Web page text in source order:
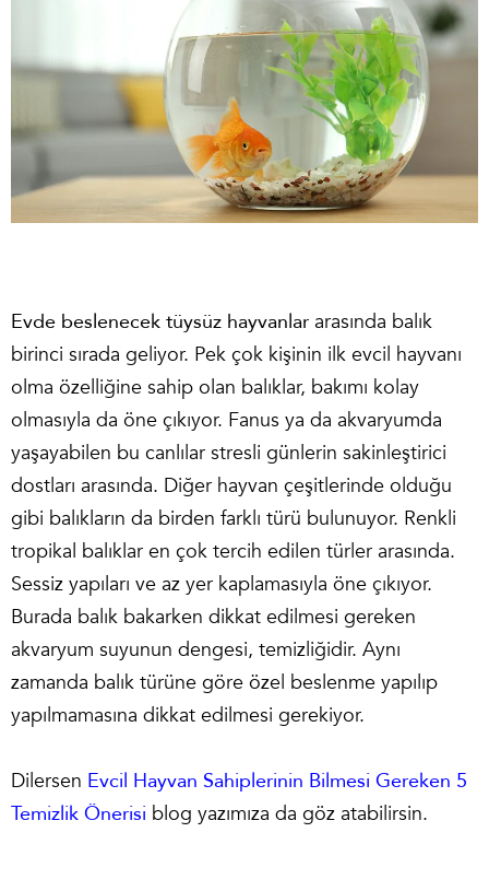
Evde beslenecek tüysüz hayvanlar arasında balık
birinci sırada geliyor. Pek çok kişinin ilk evcil hayvanı
olma özelliğine sahip olan balıklar, bakımı kolay
olmasıyla da öne çıkıyor. Fanus ya da akvaryumda
yaşayabilen bu canlılar stresli günlerin sakinleştirici
dostları arasında. Diğer hayvan çeşitlerinde olduğu
gibi balıkların da birden farklı türü bulunuyor. Renkli
tropikal balıklar en çok tercih edilen türler arasında.
Sessiz yapıları ve az yer kaplamasıyla öne çıkıyor.
Burada balık bakarken dikkat edilmesi gereken
akvaryum suyunun dengesi, temizliğidir. Aynı
zamanda balık türüne göre özel beslenme yapılıp
yapılmamasına dikkat edilmesi gerekiyor.
Dilersen Evcil Hayvan Sahiplerinin Bilmesi Gereken 5
Temizlik Önerisi blog yazımıza da göz atabilirsin.